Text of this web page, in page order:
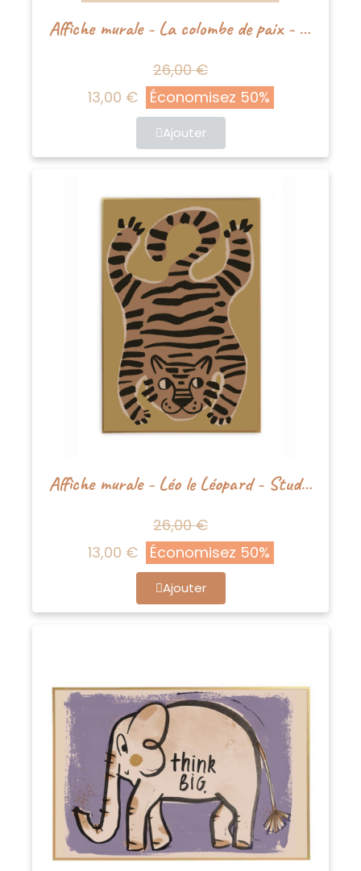
Affiche murale - La colombe de paix - Studioloco
26,00 €
13,00 €
Économisez 50%
Ajouter
Affiche murale - Léo le Léopard - Studioloco
26,00 €
13,00 €
Économisez 50%
Ajouter